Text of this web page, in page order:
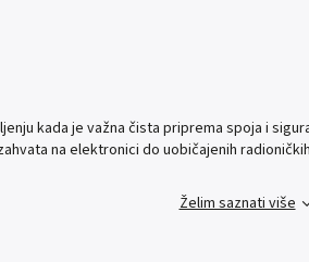
kada je važna čista priprema spoja i
na elektronici do uobičajenih
Želim saznati više